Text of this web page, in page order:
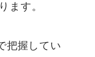
ます。
把握してい